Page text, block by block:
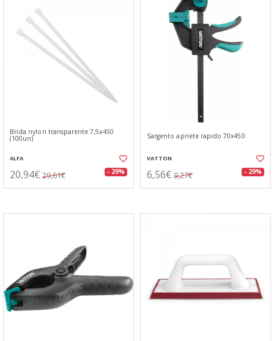
Brida nylon transparente 7,5x450
(100un)
ALFA
20,94€ 29,61€ - 29%
Sargento apriete rapido 70x450
VATTON
6,56€ 9,27€ - 29%